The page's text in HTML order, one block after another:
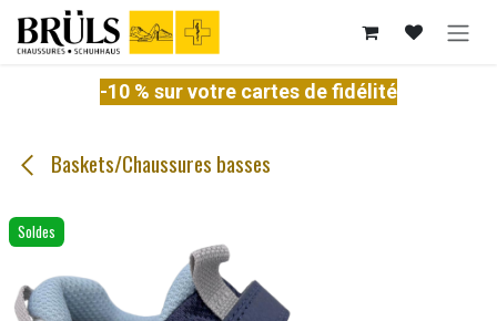
Se rendre au contenu
-10 % sur votre cartes de fidélité
Baskets/Chaussures basses
Soldes